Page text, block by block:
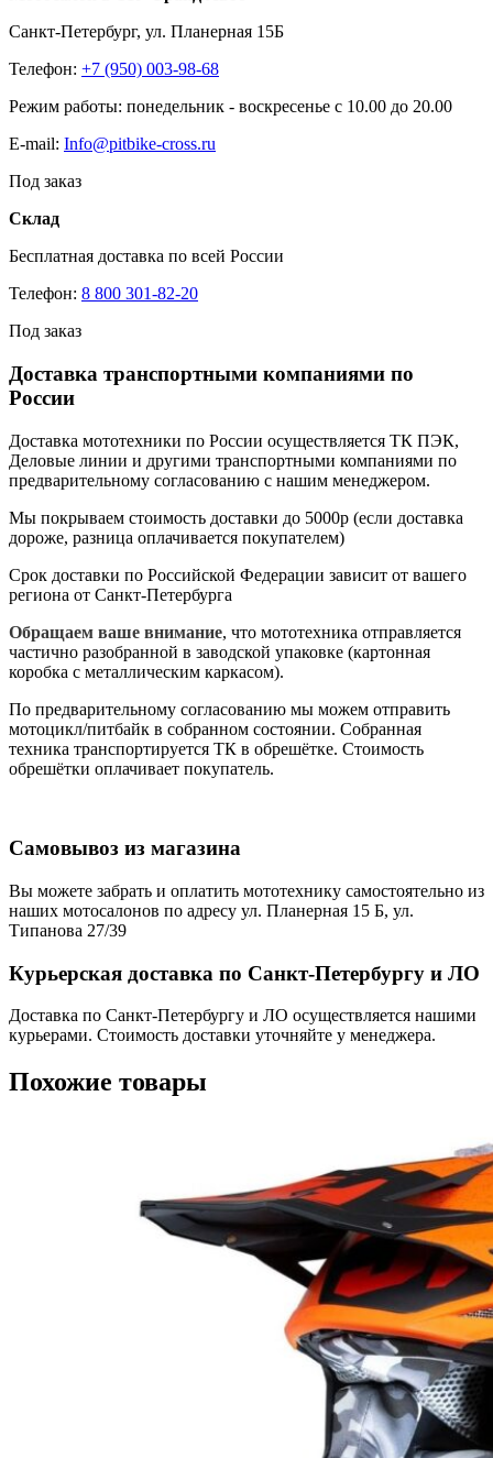
Санкт-Петербург, ул. Планерная 15Б
Телефон: +7 (950) 003-98-68
Режим работы: понедельник - воскресенье с 10.00 до 20.00
E-mail: Info@pitbike-cross.ru
Под заказ
Склад
Бесплатная доставка по всей России
Телефон: 8 800 301-82-20
Под заказ
Доставка транспортными компаниями по
России
Доставка мототехники по России осуществляется ТК ПЭК,
Деловые линии и другими транспортными компаниями по
предварительному согласованию с нашим менеджером.
Мы покрываем стоимость доставки до 5000р (если доставка
дороже, разница оплачивается покупателем)
Срок доставки по Российской Федерации зависит от вашего
региона от Санкт-Петербурга
Обращаем ваше внимание, что мототехника отправляется
частично разобранной в заводской упаковке (картонная
коробка с металлическим каркасом).
По предварительному согласованию мы можем отправить
мотоцикл/питбайк в собранном состоянии. Собранная
техника транспортируется ТК в обрешётке. Стоимость
обрешётки оплачивает покупатель.
Самовывоз из магазина
Вы можете забрать и оплатить мототехнику самостоятельно из
наших мотосалонов по адресу ул. Планерная 15 Б, ул.
Типанова 27/39
Курьерская доставка по Санкт-Петербургу и ЛО
Доставка по Санкт-Петербургу и ЛО осуществляется нашими
курьерами. Стоимость доставки уточняйте у менеджера.
Похожие товары